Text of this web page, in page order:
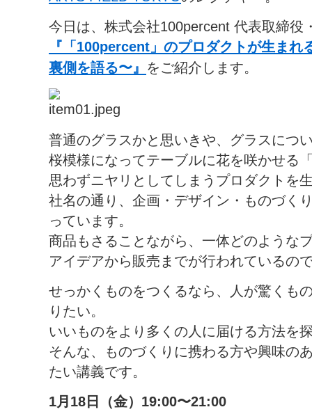
今日は、株式会社100percent 代表取締役
『「100percent」のプロダクトが生ま
裏側を語る〜』 をご紹介します。
普通のグラスかと思いきや、グラスにつ
桜模様になってテーブルに花を咲かせる
思わずニヤリとしてしまうプロダクトを
社名の通り、企画・デザイン・ものづく
っています。
商品もさることながら、一体どのような
アイデアから販売までが行われているの
せっかくものをつくるなら、人が驚くも
りたい。
いいものをより多くの人に届ける方法を
そんな、ものづくりに携わる方や興味の
たい講義です。
1月18日（金）19:00〜21:00